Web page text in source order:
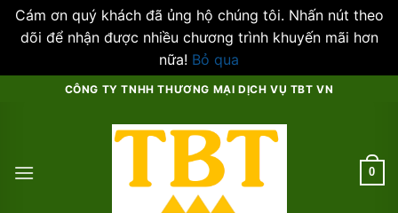
Cám ơn quý khách đã ủng hộ chúng tôi. Nhấn nút theo
dõi để nhận được nhiều chương trình khuyến mãi hơn
nữa! Bỏ qua
CÔNG TY TNHH THƯƠNG MẠI DỊCH VỤ TBT VN
0